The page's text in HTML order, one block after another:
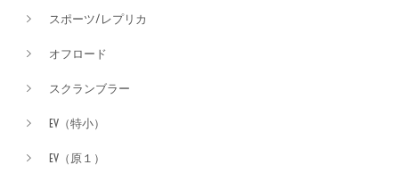
スポーツ/レプリカ
オフロード
スクランブラー
EV（特小）
EV（原１）